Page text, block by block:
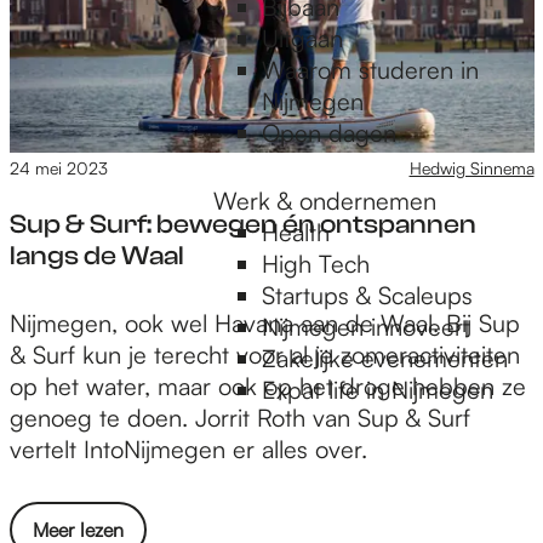
Bijbaan
Uitgaan
Waarom studeren in
Nijmegen
Open dagen
Werk & ondernemen
Health
High Tech
Startups & Scaleups
Nijmegen innoveert
Zakelijke evenementen
Expat life in Nijmegen
a
r
t
j
e
n
i
e
t
e
e
r
d
r
l
a
s
b
u
e
z
o
a
l
j
e
e
n
i
e
e
Sup & Surf: bewegen én ontspannen
langs de Waal
24 mei 2023 Hedwig Sinnema
S
u
p
&
S
r
Nijmegen, ook wel Havana aan de Waal. Bij Sup
& Surf kun je terecht voor al je zomeractiviteiten
op het water, maar ook op het droge hebben ze
genoeg te doen. Jorrit Roth van Sup & Surf
vertelt IntoNijmegen er alles over.
Meer lezen
o